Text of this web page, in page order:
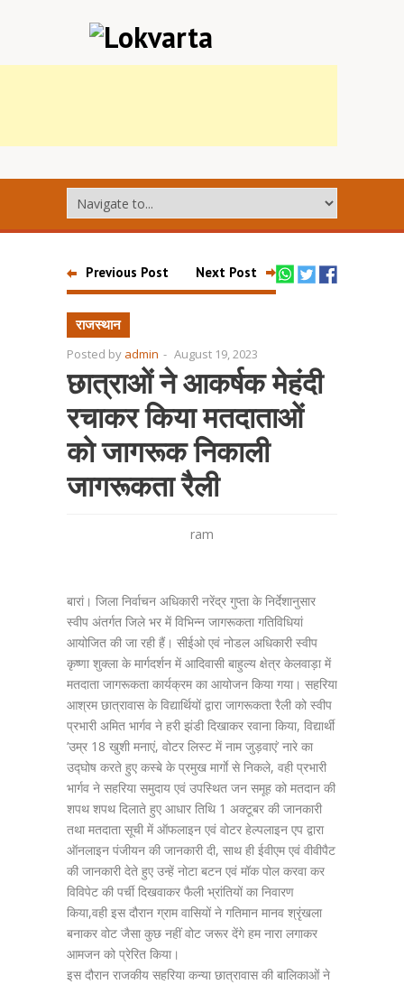
Previous Post Next Post
राजस्थान
Posted by admin - August 19, 2023
छात्राओं ने आकर्षक मेहंदी
रचाकर किया मतदाताओं
को जागरूक निकाली
जागरूकता रैली
ram
बारां। जिला निर्वाचन अधिकारी नरेंद्र गुप्ता के निर्देशानुसार
स्वीप अंतर्गत जिले भर में विभिन्न जागरूकता गतिविधियां
आयोजित की जा रही हैं। सीईओ एवं नोडल अधिकारी स्वीप
कृष्णा शुक्ला के मार्गदर्शन में आदिवासी बाहुल्य क्षेत्र केलवाड़ा में
मतदाता जागरूकता कार्यक्रम का आयोजन किया गया। सहरिया
आश्रम छात्रावास के विद्यार्थियों द्वारा जागरूकता रैली को स्वीप
प्रभारी अमित भार्गव ने हरी झंडी दिखाकर रवाना किया, विद्यार्थी
’उम्र 18 खुशी मनाएं, वोटर लिस्ट में नाम जुड़वाएं’ नारे का
उद्घोष करते हुए कस्बे के प्रमुख मार्गाे से निकले, वही प्रभारी
भार्गव ने सहरिया समुदाय एवं उपस्थित जन समूह को मतदान की
शपथ शपथ दिलाते हुए आधार तिथि 1 अक्टूबर की जानकारी
तथा मतदाता सूची में ऑफलाइन एवं वोटर हेल्पलाइन एप द्वारा
ऑनलाइन पंजीयन की जानकारी दी, साथ ही ईवीएम एवं वीवीपैट
की जानकारी देते हुए उन्हें नोटा बटन एवं मॉक पोल करवा कर
विविपेट की पर्ची दिखवाकर फैली भ्रांतियों का निवारण
किया,वही इस दौरान ग्राम वासियों ने गतिमान मानव श्रृंखला
बनाकर वोट जैसा कुछ नहीं वोट जरूर देंगे हम नारा लगाकर
आमजन को प्रेरित किया।
इस दौरान राजकीय सहरिया कन्या छात्रावास की बालिकाओं ने